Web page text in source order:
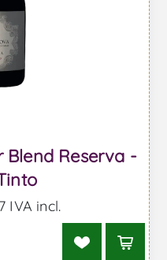
Blend Reserva -
IVA incl.